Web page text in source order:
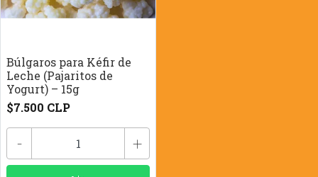
Búlgaros para Kéfir de
Leche (Pajaritos de
Yogurt) – 15g
$7.500 CLP
- +